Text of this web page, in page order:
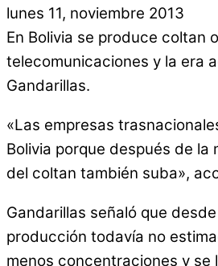
lunes 11, noviembre 2013
En Bolivia se produce coltan
telecomunicaciones y la era
Gandarillas.
«Las empresas
Bolivia porque después de
del coltan también suba»,
Gandarillas señaló que
producción todavía no
menos concentraciones y se